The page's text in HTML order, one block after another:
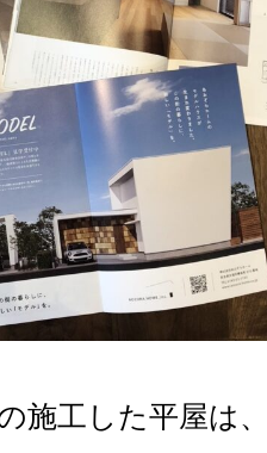
施工した平屋は